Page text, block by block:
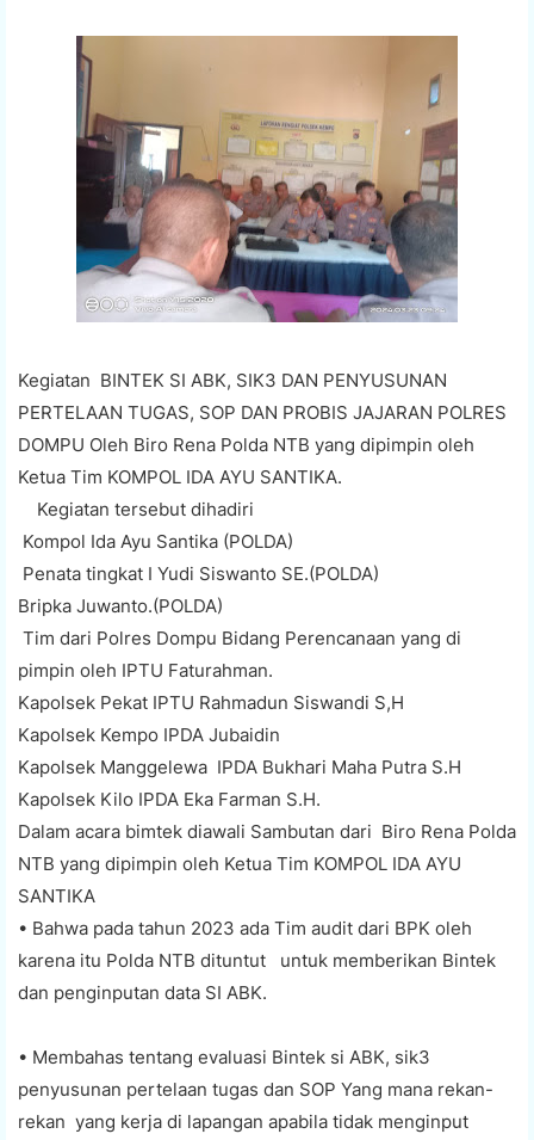
Kegiatan BINTEK SI ABK, SIK3 DAN PENYUSUNAN
PERTELAAN TUGAS, SOP DAN PROBIS JAJARAN POLRES
DOMPU Oleh Biro Rena Polda NTB yang dipimpin oleh
Ketua Tim KOMPOL IDA AYU SANTIKA.
Kegiatan tersebut dihadiri
Kompol Ida Ayu Santika (POLDA)
Penata tingkat I Yudi Siswanto SE.(POLDA)
Bripka Juwanto.(POLDA)
Tim dari Polres Dompu Bidang Perencanaan yang di
pimpin oleh IPTU Faturahman.
Kapolsek Pekat IPTU Rahmadun Siswandi S,H
Kapolsek Kempo IPDA Jubaidin
Kapolsek Manggelewa IPDA Bukhari Maha Putra S.H
Kapolsek Kilo IPDA Eka Farman S.H.
Dalam acara bimtek diawali Sambutan dari Biro Rena Polda
NTB yang dipimpin oleh Ketua Tim KOMPOL IDA AYU
SANTIKA
• Bahwa pada tahun 2023 ada Tim audit dari BPK oleh
karena itu Polda NTB dituntut untuk memberikan Bintek
dan penginputan data SI ABK.
• Membahas tentang evaluasi Bintek si ABK, sik3
penyusunan pertelaan tugas dan SOP Yang mana rekan-
rekan yang kerja di lapangan apabila tidak menginput